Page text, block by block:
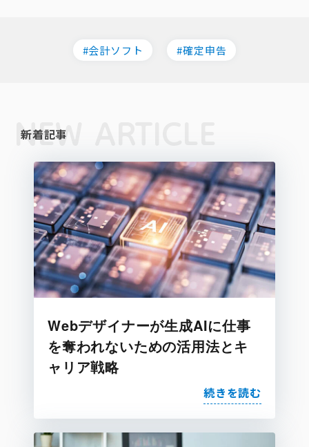
会計ソフト 確定申告
NEW ARTICLE
新着記事
Webデザイナーが生成AIに仕事
を奪われないための活用法とキ
ャリア戦略
続きを読む